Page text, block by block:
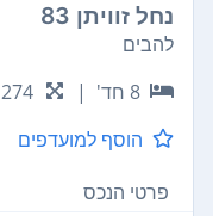
נחל זוויתן 83
להבים
8 חד'
| 274 מ"ר
הוסף למועדפים
פרטי הנכס